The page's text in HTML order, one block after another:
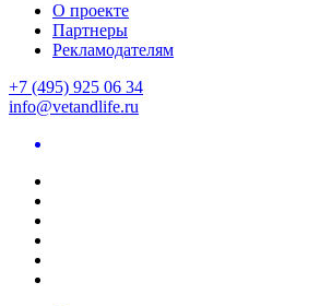
О проекте
Партнеры
Рекламодателям
+7 (495) 925 06 34
info@vetandlife.ru